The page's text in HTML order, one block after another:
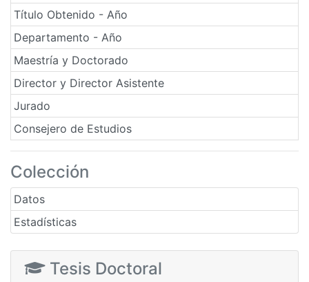
Título Obtenido - Año
Departamento - Año
Maestría y Doctorado
Director y Director Asistente
Jurado
Consejero de Estudios
Colección
Datos
Estadísticas
Tesis Doctoral